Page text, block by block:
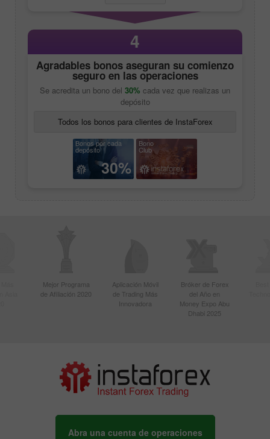
4
Agradables bonos aseguran su comienzo
seguro en las operaciones
Se acredita un bono del 30% cada vez que realizas un
depósito
Todos los bonos para clientes de InstaForex
Bonos por cada
depósito
30%
Bono
Club
Mejor Programa
de Afiliación 2020
Aplicación Móvil
de Trading Más
Innovadora
Bróker de Forex
del Año en
Money Expo Abu
Dhabi 2025
Abra una cuenta de operaciones